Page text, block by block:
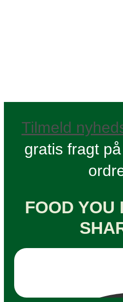
Tilmeld
gratis fragt
FOOD YOU